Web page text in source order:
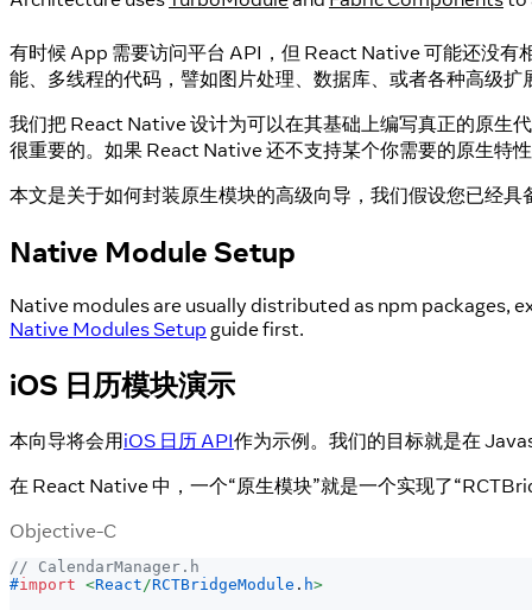
有时候 App 需要访问平台 API，但 React Native 可能还没
能、多线程的代码，譬如图片处理、数据库、或者各种高级扩
我们把 React Native 设计为可以在其基础上编写真正的原生
很重要的。如果 React Native 还不支持某个你需要的原生特
本文是关于如何封装原生模块的高级向导，我们假设您已经
Native Module Setup
Native modules are usually distributed as npm packages,
Native Modules Setup guide first.
iOS 日历模块演示
本向导将会用iOS 日历 API作为示例。我们的目标就是在
在 React Native 中，一个“原生模块”就是一个实现了
Objective-C
// CalendarManager.h
#import <React/RCTBridgeModule . h>